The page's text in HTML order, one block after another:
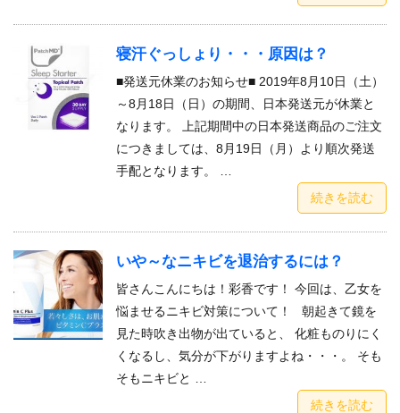
寝汗ぐっしょり・・・原因は？
■発送元休業のお知らせ■ 2019年8月10日（土）
～8月18日（日）の期間、日本発送元が休業と
なります。 上記期間中の日本発送商品のご注文
につきましては、8月19日（月）より順次発送
手配となります。 …
続きを読む
いや～なニキビを退治するには？
皆さんこんにちは！彩香です！ 今回は、乙女を
悩ませるニキビ対策について！ 朝起きて鏡を
見た時吹き出物が出ていると、 化粧ものりにく
くなるし、気分が下がりますよね・・・。 そも
そもニキビと …
続きを読む